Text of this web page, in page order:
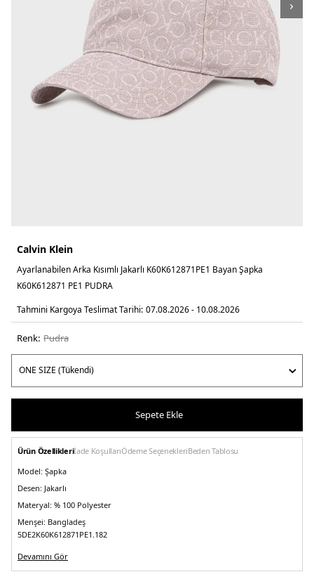
Calvin Klein
Ayarlanabilen Arka Kısımlı Jakarlı K60K612871PE1 Bayan Şapka
K60K612871 PE1 PUDRA
Tahmini Kargoya Teslimat Tarihi: 07.08.2026 - 10.08.2026
Renk: pudra
Sepete Ekle
Ürün Özellikleriİade KoşullarıÖdeme SeçenekleriBeden Tablosu
Model: Şapka
Desen: Jakarlı
Materyal: % 100 Polyester
Menşei: Bangladeş
5DE2K60K612871PE1.182
Devamını Gör